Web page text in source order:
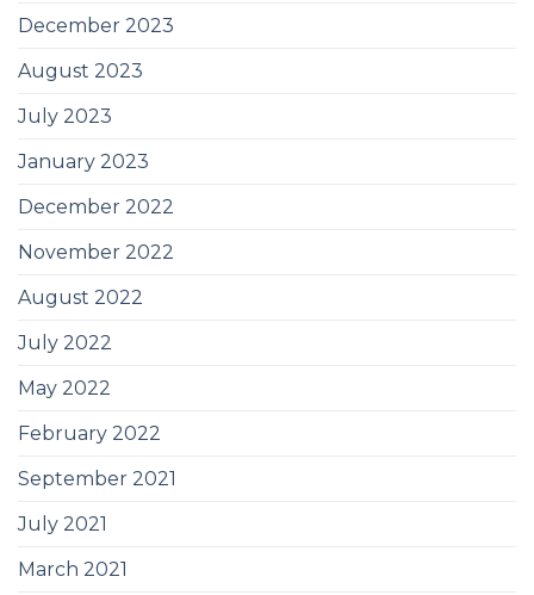
December 2023
August 2023
July 2023
January 2023
December 2022
November 2022
August 2022
July 2022
May 2022
February 2022
September 2021
July 2021
March 2021